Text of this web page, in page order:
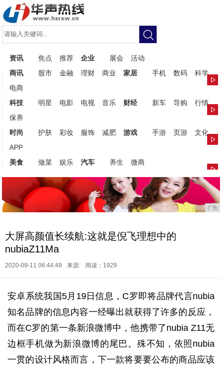
资讯 焦点 推荐 企业 展会
活动
商讯
股市 金融 理财 商业 家居 手机 数码
科学
电商
科技
明星 电影 电视 音乐 财经 新车 导购
行情
保养
时尚
护肤 彩妆 服饰 减肥 游戏 手游 页游
文化
APP
美食
做菜 娱乐 汽车 养生 微商
广告
大屏高颜值长续航:这就是倪飞理想中的
nubiaZ11Ma
2020-09-11 06:44:49 来源: 阅读：1929
安卓系统我国5月19日信息，C罗即将品牌代言nubia
知名品牌的信息内容一经曝出就获得了许多的反应，
而在C罗的第一条新浪微博中，他携带了nubia Z11无
边框手机做为新浪微博的尾巴。殊不知，依照nubia
一贯的设计风格而言，下一款将要要公布的商品应该